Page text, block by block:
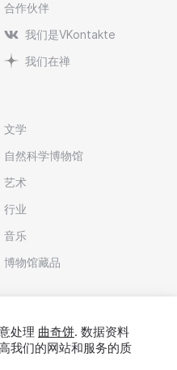
合作伙伴
我们是VKontakte
我们在禅
文学
自然科学博物馆
艺术
行业
音乐
博物馆藏品
处理 曲奇饼. 数据资料
我们的网站和服务的质